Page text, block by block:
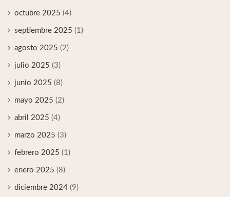
octubre 2025 (4)
septiembre 2025 (1)
agosto 2025 (2)
julio 2025 (3)
junio 2025 (8)
mayo 2025 (2)
abril 2025 (4)
marzo 2025 (3)
febrero 2025 (1)
enero 2025 (8)
diciembre 2024 (9)